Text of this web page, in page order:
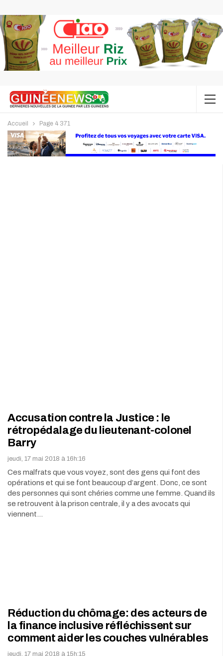
Accueil Page 4 371
Accusation contre la Justice : le
rétropédalage du lieutenant-colonel
Barry
jeudi, 17 mai 2018 à 16h:16
Ces malfrats que vous voyez, sont des gens qui font des
opérations et qui se font beaucoup d’argent. Donc, ce sont
des personnes qui sont chéries comme une femme. Quand ils
se retrouvent à la prison centrale, il y a des avocats qui
viennent…
Réduction du chômage: des acteurs de
la finance inclusive réfléchissent sur
comment aider les couches vulnérables
jeudi, 17 mai 2018 à 15h:15